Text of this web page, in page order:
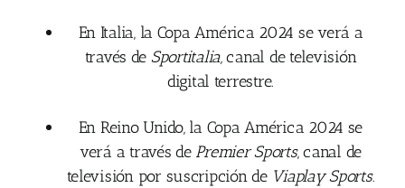
En Italia, la Copa América 2024 se verá a
través de Sportitalia,canal de televisión
digital terrestre.
En Reino Unido, la Copa América 2024 se
verá a través de Premier Sports, canal de
televisión por suscripción de Viaplay Sports.